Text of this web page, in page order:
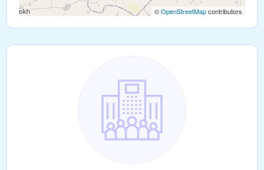
©OpenStreetMapcontributors